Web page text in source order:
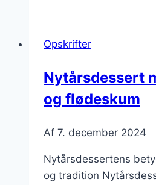
Opskrifter
Nytårsdessert
og flødeskum
Af 7. december 2024
Nytårsdessertens
og tradition